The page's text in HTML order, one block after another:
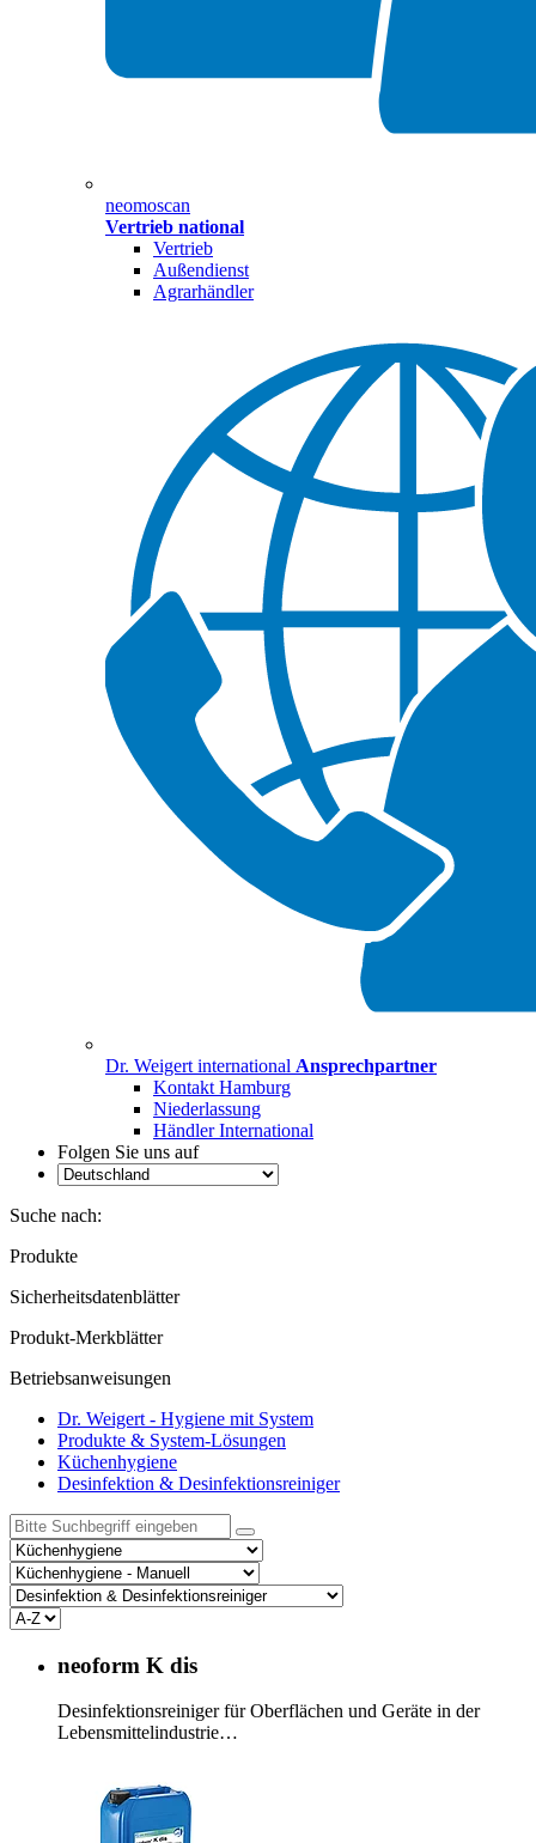
neomoscan
Vertrieb national
Vertrieb
Außendienst
Agrarhändler
Dr. Weigert international Ansprechpartner
Kontakt Hamburg
Niederlassung
Händler International
Folgen Sie uns auf
Suche nach:
Produkte
Sicherheitsdatenblätter
Produkt-Merkblätter
Betriebsanweisungen
Dr. Weigert - Hygiene mit System
Produkte & System-Lösungen
Küchenhygiene
Desinfektion & Desinfektionsreiniger
neoform K dis
Desinfektionsreiniger für Oberflächen und Geräte in der
Lebensmittelindustrie…